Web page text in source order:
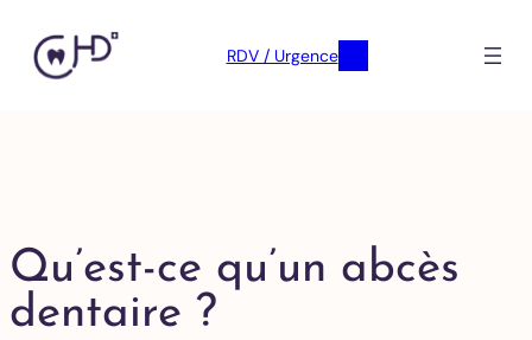
RDV / Urgence
Qu’est-ce qu’un abcès
dentaire ?